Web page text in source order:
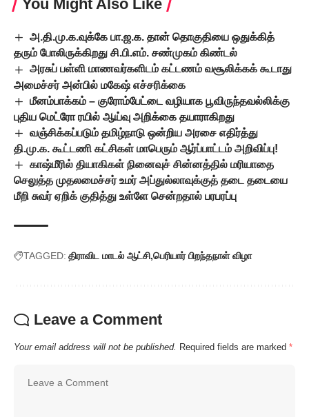
You Might Also Like
அ.தி.மு.க.வுக்கே பா.ஜ.க. தான் தொகுதியை ஒதுக்கித்
தரும் போலிருக்கிறது சி.பி.எம். சண்முகம் கிண்டல்
அரசுப் பள்ளி மாணவர்களிடம் கட்டணம் வசூலிக்கக் கூடாது
அமைச்சர் அன்பில் மகேஷ் எச்சரிக்கை
மீனம்பாக்கம் – குரோம்பேட்டை வழியாக பூவிருந்தவல்லிக்கு
புதிய மெட்ரோ ரயில் ஆய்வு அறிக்கை தயாராகிறது
வஞ்சிக்கப்படும் தமிழ்நாடு ஒன்றிய அரசை எதிர்த்து
தி.மு.க. கூட்டணி கட்சிகள் மாபெரும் ஆர்ப்பாட்டம் அறிவிப்பு!
காஷ்மீரில் தியாகிகள் நினைவுச் சின்னத்தில் மரியாதை
செலுத்த முதலமைச்சர் உமர் அப்துல்லாவுக்குத் தடை தடையை
மீறி சுவர் ஏறிக் குதித்து உள்ளே சென்றதால் பரபரப்பு
TAGGED: திராவிட மாடல் ஆட்சி பெரியார் பிறந்தநாள் விழா
Leave a Comment
Your email address will not be published. Required fields are marked *